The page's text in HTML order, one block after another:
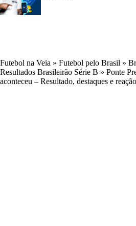
Futebol na Veia » Futebol pelo Brasil »
Resultados Brasileirão Série B » Ponte
aconteceu – Resultado, destaques e reação